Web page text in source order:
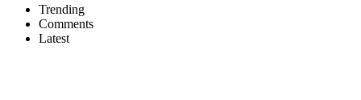
Trending
Comments
Latest